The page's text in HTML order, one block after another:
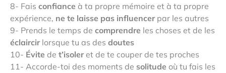
8- Fais confiance à ta propre mémoire et à ta propre
expérience, ne te laisse pas influencerpar les autres
9- Prends le temps de comprendre les choses et de les
éclaircirlorsque tu as des doutes
10- Évite de t’isoleret de te couper de tes proches
11- Accorde-toi des moments de solitude où tu fais les